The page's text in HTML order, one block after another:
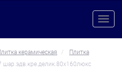
керамическая
Плитка
шар.эдв.кре.делик.80x160люкс